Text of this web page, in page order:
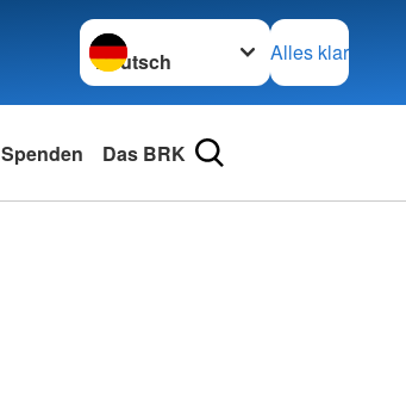
Sprache wechseln zu
Alles klar
Spenden Das BRK